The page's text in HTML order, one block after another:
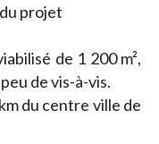
projet
de 1 200 m²,
de vis-à-vis.
du centre ville de